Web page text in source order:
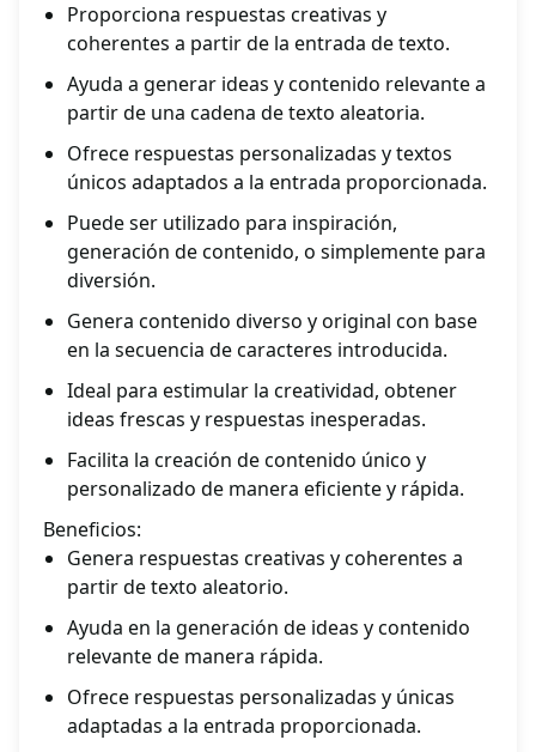
Proporciona respuestas creativas y
coherentes a partir de la entrada de texto.
Ayuda a generar ideas y contenido relevante a
partir de una cadena de texto aleatoria.
Ofrece respuestas personalizadas y textos
únicos adaptados a la entrada proporcionada.
Puede ser utilizado para inspiración,
generación de contenido, o simplemente para
diversión.
Genera contenido diverso y original con base
en la secuencia de caracteres introducida.
Ideal para estimular la creatividad, obtener
ideas frescas y respuestas inesperadas.
Facilita la creación de contenido único y
personalizado de manera eficiente y rápida.
Beneficios:
Genera respuestas creativas y coherentes a
partir de texto aleatorio.
Ayuda en la generación de ideas y contenido
relevante de manera rápida.
Ofrece respuestas personalizadas y únicas
adaptadas a la entrada proporcionada.